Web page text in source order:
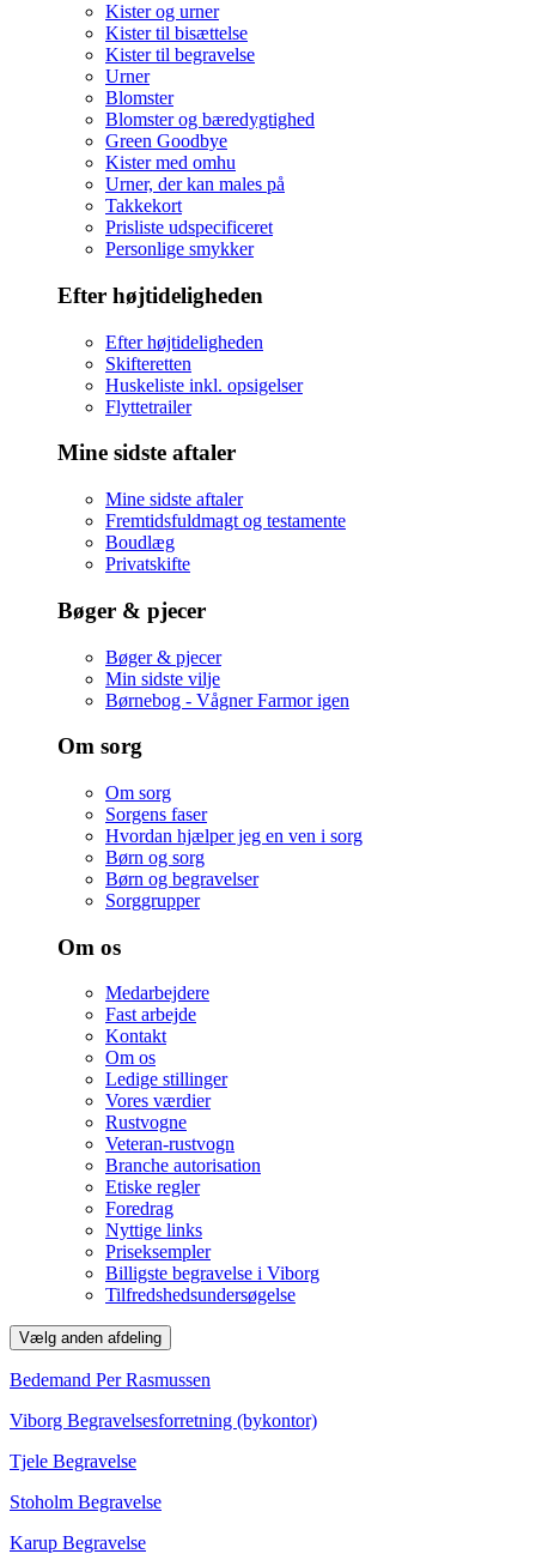
Kister og urner
Kister til bisættelse
Kister til begravelse
Urner
Blomster
Blomster og bæredygtighed
Green Goodbye
Kister med omhu
Urner, der kan males på
Takkekort
Prisliste udspecificeret
Personlige smykker
Efter højtideligheden
Efter højtideligheden
Skifteretten
Huskeliste inkl. opsigelser
Flyttetrailer
Mine sidste aftaler
Mine sidste aftaler
Fremtidsfuldmagt og testamente
Boudlæg
Privatskifte
Bøger & pjecer
Bøger & pjecer
Min sidste vilje
Børnebog - Vågner Farmor igen
Om sorg
Om sorg
Sorgens faser
Hvordan hjælper jeg en ven i sorg
Børn og sorg
Børn og begravelser
Sorggrupper
Om os
Medarbejdere
Fast arbejde
Kontakt
Om os
Ledige stillinger
Vores værdier
Rustvogne
Veteran-rustvogn
Branche autorisation
Etiske regler
Foredrag
Nyttige links
Priseksempler
Billigste begravelse i Viborg
Tilfredshedsundersøgelse
Vælg anden afdeling
Bedemand Per Rasmussen
Viborg Begravelsesforretning (bykontor)
Tjele Begravelse
Stoholm Begravelse
Karup Begravelse